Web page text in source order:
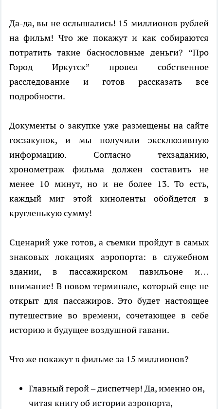
Да-да, вы не ослышались! 15 миллионов рублей
на фильм! Что же покажут и как собираются
потратить такие баснословные деньги? “Про
Город Иркутск” провел собственное
расследование и готов рассказать все
подробности.
Документы о закупке уже размещены на сайте
госзакупок, и мы получили эксклюзивную
информацию. Согласно техзаданию,
хронометраж фильма должен составить не
менее 10 минут, но и не более 13. То есть,
каждый миг этой киноленты обойдется в
кругленькую сумму!
Сценарий уже готов, а съемки пройдут в самых
знаковых локациях аэропорта: в служебном
здании, в пассажирском павильоне и…
внимание! В новом терминале, который еще не
открыт для пассажиров. Это будет настоящее
путешествие во времени, сочетающее в себе
историю и будущее воздушной гавани.
Что же покажут в фильме за 15 миллионов?
Главный герой – диспетчер! Да, именно он,
читая книгу об истории аэропорта,